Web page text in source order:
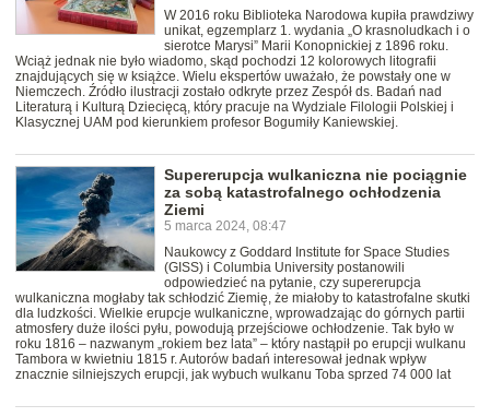
W 2016 roku Biblioteka Narodowa kupiła prawdziwy
unikat, egzemplarz 1. wydania „O krasnoludkach i o
sierotce Marysi” Marii Konopnickiej z 1896 roku.
Wciąż jednak nie było wiadomo, skąd pochodzi 12 kolorowych litografii
znajdujących się w książce. Wielu ekspertów uważało, że powstały one w
Niemczech. Źródło ilustracji zostało odkryte przez Zespół ds. Badań nad
Literaturą i Kulturą Dziecięcą, który pracuje na Wydziale Filologii Polskiej i
Klasycznej UAM pod kierunkiem profesor Bogumiły Kaniewskiej.
Supererupcja wulkaniczna nie pociągnie
za sobą katastrofalnego ochłodzenia
Ziemi
5 marca 2024, 08:47
Naukowcy z Goddard Institute for Space Studies
(GISS) i Columbia University postanowili
odpowiedzieć na pytanie, czy supererupcja
wulkaniczna mogłaby tak schłodzić Ziemię, że miałoby to katastrofalne skutki
dla ludzkości. Wielkie erupcje wulkaniczne, wprowadzając do górnych partii
atmosfery duże ilości pyłu, powodują przejściowe ochłodzenie. Tak było w
roku 1816 – nazwanym „rokiem bez lata” – który nastąpił po erupcji wulkanu
Tambora w kwietniu 1815 r. Autorów badań interesował jednak wpływ
znacznie silniejszych erupcji, jak wybuch wulkanu Toba sprzed 74 000 lat